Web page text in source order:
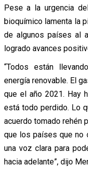
Pese a la urgencia
bioquímico lamenta la
de algunos países al
logrado avances
“Todos están
energía renovable. El
que el año 2021. Hay
está todo perdido. Lo
acuerdo tomado rehén
que los países que no
una voz clara para
hacia adelante”, dijo